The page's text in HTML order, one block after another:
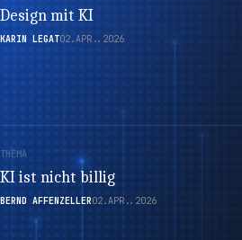
Design mit KI
KARIN LEGAT02.APR..2026
THEMA
KI ist nicht billig
BERND AFFENZELLER02.APR..2026